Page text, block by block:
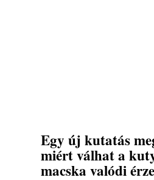
Egy új kutatás
miért válhat a
macska valódi